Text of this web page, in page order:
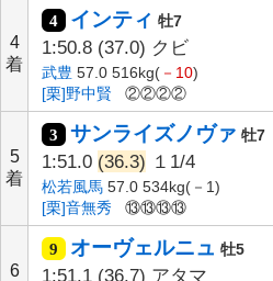
4
着
4 インティ 牡7
1:50.8 (37.0) クビ
武豊 57.0 516kg( －10)
[栗]野中賢
②②②②
5
着
3 サンライズノヴァ 牡7
1:51.0 (36.3) １1/4
松若風馬 57.0 534kg(－1)
[栗]音無秀
⑬⑬⑬⑬
6
9 オーヴェルニュ 牡5
1:51.1 (36.7) アタマ